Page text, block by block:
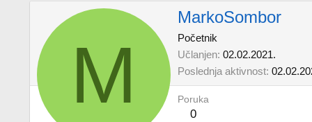
M
MarkoSombor
Početnik
Učlanjen 02.02.2021.
Poslednja aktivnost
Poruka
0